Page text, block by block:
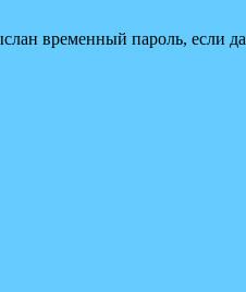
временный пароль, если